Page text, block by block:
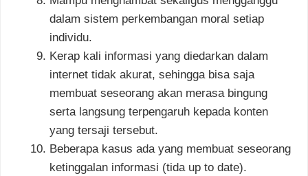
dalam sistem perkembangan moral setiap
individu.
Kerap kali informasi yang diedarkan dalam
internet tidak akurat, sehingga bisa saja
membuat seseorang akan merasa bingung
serta langsung terpengaruh kepada konten
yang tersaji tersebut.
Beberapa kasus ada yang membuat seseorang
ketinggalan informasi (tida up to date).